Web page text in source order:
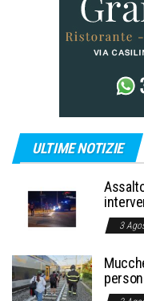
ULTIME NOTIZIE
3